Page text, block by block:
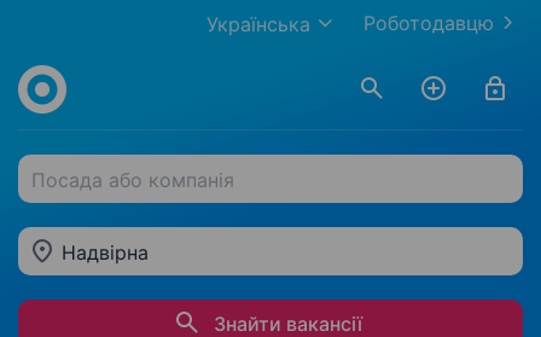
Роботодавцю
Українська
Посада або компанія
Надвірна
Знайти вакансії